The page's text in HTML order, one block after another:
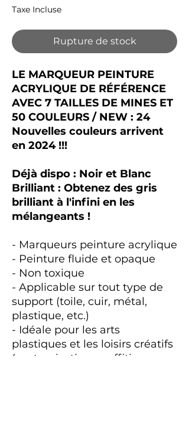
Taxe Incluse
Rupture de stock
LE MARQUEUR PEINTURE
ACRYLIQUE DE RÉFÉRENCE
AVEC 7 TAILLES DE MINES ET
50 COULEURS / NEW : 24
Nouvelles couleurs arrivent
en 2024 !!!
Déjà dispo : Noir et Blanc
Brilliant : Obtenez des gris
brilliant à l'infini en les
mélangeants !
- Marqueurs peinture acrylique
- Peinture fluide et opaque
- Non toxique
- Applicable sur tout type de
support (toile, cuir, métal,
plastique, etc.)
- Idéale pour les arts
plastiques et les loisirs créatifs
(customisation, graffiti,